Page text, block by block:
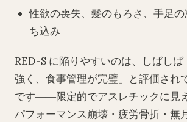
性欲の喪失、髪のもろさ、手足
ち込み
RED-S に陥りやすいのは、しばし
強く、食事管理が完璧」と評価され
です――限定的でアスレチックに見
パフォーマンス崩壊・疲労骨折・無